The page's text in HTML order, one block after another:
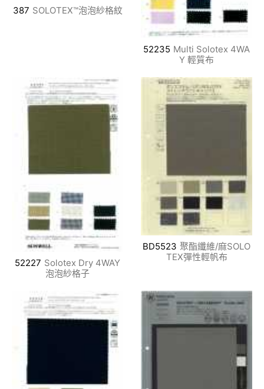
387 SOLOTEX™泡泡紗格紋
52235 Multi Solotex 4WA
Y 輕質布
52227 Solotex Dry 4WAY
泡泡紗格子
BD5523 聚酯纖維/麻SOLO
TEX彈性輕帆布